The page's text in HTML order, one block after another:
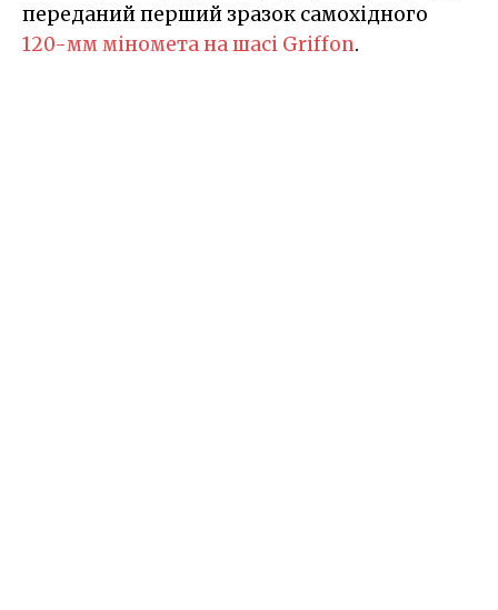
переданий перший зразок самохідного
120-мм міномета на шасі Griffon.